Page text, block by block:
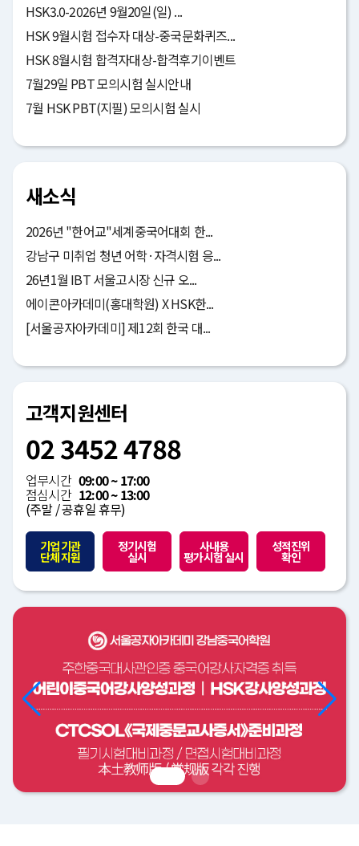
HSK3.0-2026년 9월20일(일) ...
HSK 9월시험 접수자 대상-중국문화퀴즈...
HSK 8월시험 합격자대상-합격후기이벤트
7월29일 PBT 모의시험 실시안내
7월 HSK PBT(지필) 모의시험 실시
새소식
2026년 "한어교"세계중국어대회 한...
강남구 미취업 청년 어학·자격시험 응...
26년1월 IBT 서울고시장 신규 오...
에이콘아카데미(홍대학원) X HSK한...
[서울공자아카데미] 제12회 한국 대...
고객지원센터
02 3452 4788
업무시간 09:00 ~ 17:00
점심시간 12:00 ~ 13:00
(주말 / 공휴일 휴무)
기업 기관
단체 지원
정기시험
실시
사내용
평가시험 실시
성적진위
확인